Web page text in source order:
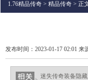
1.76精品传奇 > 精品传奇 > 正
发布时间：2023-01-17 02:01 来
迷失传奇装备隐